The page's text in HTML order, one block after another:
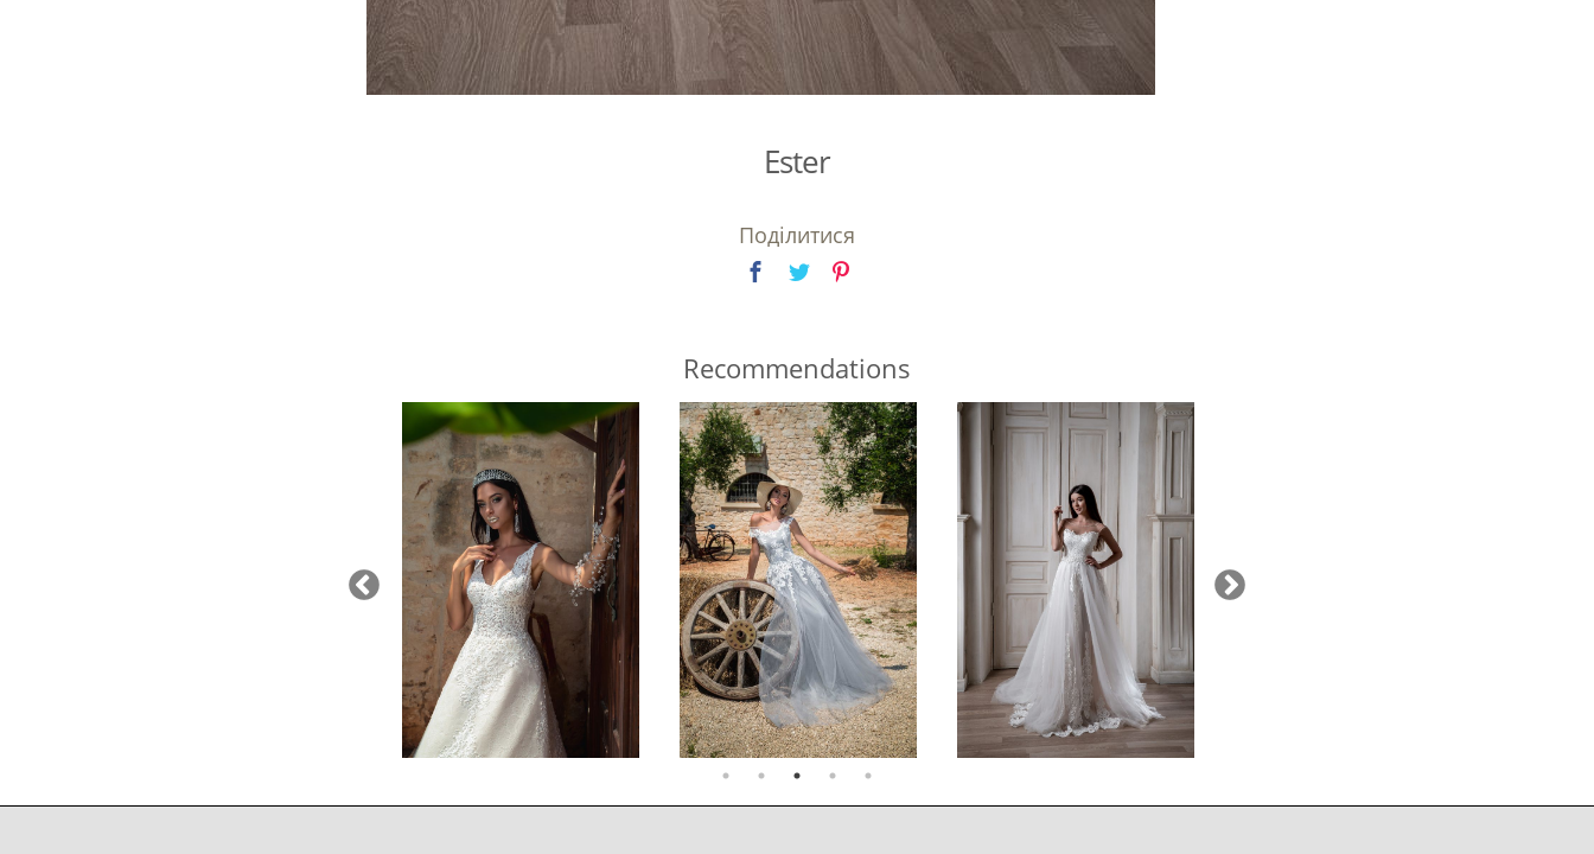
Ester
Поділитися
Recommendations